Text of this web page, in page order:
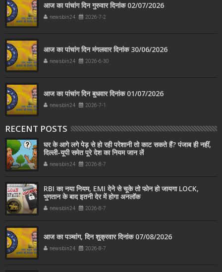
आज का पांचांग दिन गुरुवार दिनांक 02/07/2026
newsbin24 2026-7-2
आज का पांचांग दिन मंगलवार दिनांक 30/06/2026
newsbin24 2026-6-30
आज का पांचांग दिन बुधवार दिनांक 01/07/2026
newsbin24 2026-7-1
RECENT POSTS
घर के आगे लगे पेड़ से हो रही परेशानी तो काट सकते हैं? पंजाब ही नहीं,
दिल्‍ली-यूपी समेत पूरे देश का नियम जान लें
newsbin24 2026-8-7
RBI का नया नियम, EMI देने से चूके तो फोन हो जायगा LOCK,
भुगतान के बाद इतनी देर में होगा अनलॉक
newsbin24 2026-8-7
आज का पञ्चांग, दिन शुक्रवार दिनांक 07/08/2026
newsbin24 2026-8-7